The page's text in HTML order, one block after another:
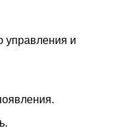
управления и